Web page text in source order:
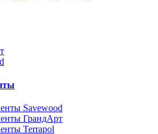
Savewood
ГрандАрт
Terrapol